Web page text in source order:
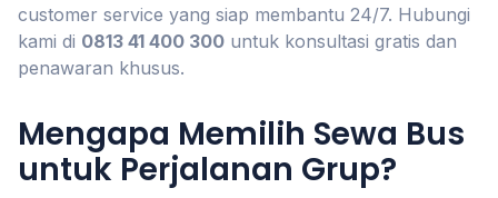
customer service yang siap membantu 24/7. Hubungi
kami di 0813 41 400 300 untuk konsultasi gratis dan
penawaran khusus.
Mengapa Memilih Sewa Bus
untuk Perjalanan Grup?